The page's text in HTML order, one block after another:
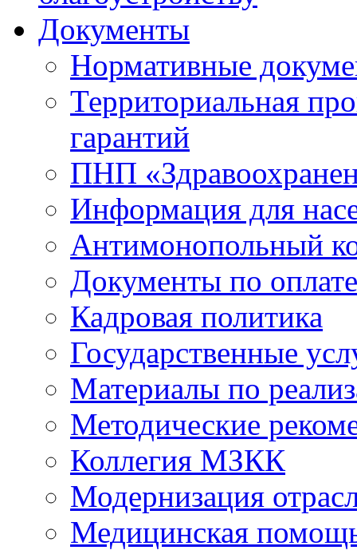
Документы
Нормативные
Территориальная
гарантий
ПНП
Информация для
Антимонопольный
Документы по
Кадровая политика
Государственные
Материалы по
Методические
Коллегия МЗКК
Модернизация
Медицинская